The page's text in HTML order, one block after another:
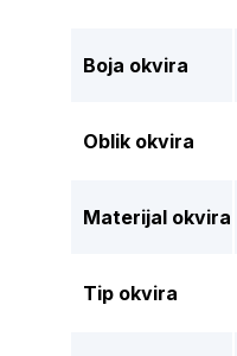
Boja okvira
Oblik okvira
Materijal okvira
Tip okvira